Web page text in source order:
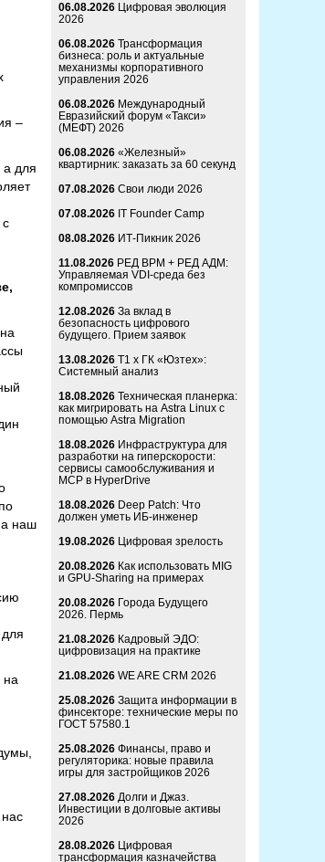
–
а для
наш
на
06.08.2026 Цифровая эволюция
2026
06.08.2026 Трансформация
бизнеса: роль и актуальные
механизмы корпоративного
управления 2026
06.08.2026 Международный
Евразийский форум «Такси»
(МЕФТ) 2026
06.08.2026 «Железный»
квартирник: заказать за 60 секунд
07.08.2026 Свои люди 2026
07.08.2026 IT Founder Camp
08.08.2026 ИТ-Пикник 2026
11.08.2026 РЕД ВРМ + РЕД АДМ:
Управляемая VDI-среда без
компромиссов
12.08.2026 За вклад в
безопасность цифрового
будущего. Прием заявок
13.08.2026 Т1 x ГК «Юзтех»:
Системный анализ
18.08.2026 Техническая планерка:
как мигрировать на Astra Linux с
помощью Astra Migration
18.08.2026 Инфраструктура для
разработки на гиперскорости:
сервисы самообслуживания и
MCP в HyperDrive
18.08.2026 Deep Patch: Что
должен уметь ИБ-инженер
19.08.2026 Цифровая зрелость
20.08.2026 Как использовать MIG
и GPU-Sharing на примерах
20.08.2026 Города Будущего
2026. Пермь
21.08.2026 Кадровый ЭДО:
цифровизация на практике
21.08.2026 WE ARE CRM 2026
25.08.2026 Защита информации в
финсекторе: технические меры по
ГОСТ 57580.1
25.08.2026 Финансы, право и
регуляторика: новые правила
игры для застройщиков 2026
27.08.2026 Долги и Джаз.
Инвестиции в долговые активы
2026
28.08.2026 Цифровая
трансформация казначейства